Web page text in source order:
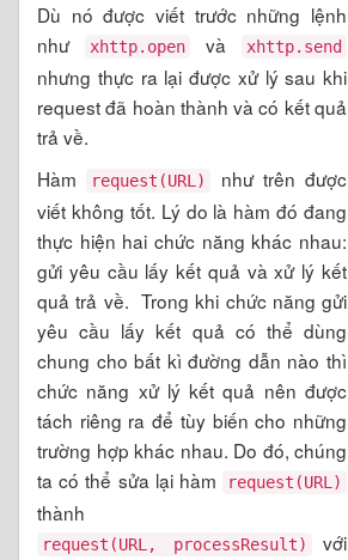
Dù nó được viết trước những lệnh
như
xhttp.open và xhttp.send
nhưng thực ra lại được xử lý sau khi
request đã hoàn thành và có kết quả
trả về.
Hàm
request(URL)
như trên được
viết không tốt. Lý do là hàm đó đang
thực hiện hai chức năng khác nhau:
gửi yêu cầu lấy kết quả và xử lý kết
quả trả về. Trong khi chức năng gửi
yêu cầu lấy kết quả có thể dùng
chung cho bất kì đường dẫn nào thì
chức năng xử lý kết quả nên được
tách riêng ra để tùy biến cho những
trường hợp khác nhau. Do đó, chúng
ta có thể sửa lại hàm
request(URL)
thành
request(URL, processResult)
với